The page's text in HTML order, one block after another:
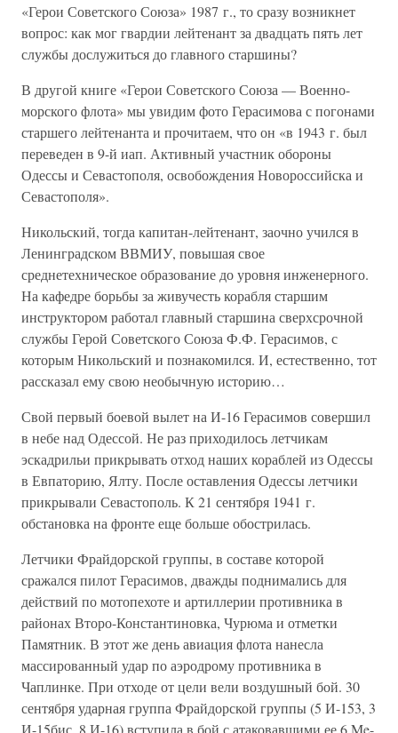
«Герои Советского Союза» 1987 г., то сразу возникнет
вопрос: как мог гвардии лейтенант за двадцать пять лет
службы дослужиться до главного старшины?
В другой книге «Герои Советского Союза — Военно-
морского флота» мы увидим фото Герасимова с погонами
старшего лейтенанта и прочитаем, что он «в 1943 г. был
переведен в 9-й иап. Активный участник обороны
Одессы и Севастополя, освобождения Новороссийска и
Севастополя».
Никольский, тогда капитан-лейтенант, заочно учился в
Ленинградском ВВМИУ, повышая свое
среднетехническое образование до уровня инженерного.
На кафедре борьбы за живучесть корабля старшим
инструктором работал главный старшина сверхсрочной
службы Герой Советского Союза Ф.Ф. Герасимов, с
которым Никольский и познакомился. И, естественно, тот
рассказал ему свою необычную историю…
Свой первый боевой вылет на И-16 Герасимов совершил
в небе над Одессой. Не раз приходилось летчикам
эскадрильи прикрывать отход наших кораблей из Одессы
в Евпаторию, Ялту. После оставления Одессы летчики
прикрывали Севастополь. К 21 сентября 1941 г.
обстановка на фронте еще больше обострилась.
Летчики Фрайдорской группы, в составе которой
сражался пилот Герасимов, дважды поднимались для
действий по мотопехоте и артиллерии противника в
районах Второ-Константиновка, Чурюма и отметки
Памятник. В этот же день авиация флота нанесла
массированный удар по аэродрому противника в
Чаплинке. При отходе от цели вели воздушный бой. 30
сентября ударная группа Фрайдорской группы (5 И-153, 3
И-15бис, 8 И-16) вступила в бой с атаковавшими ее 6 Me-